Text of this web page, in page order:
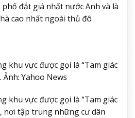
đắt giá nhất nước Anh và là
cao nhất ngoài thủ đô
khu vực được gọi là “Tam giác
Ảnh: Yahoo News
khu vực được gọi là “Tam giác
nơi tập trung những cư dân